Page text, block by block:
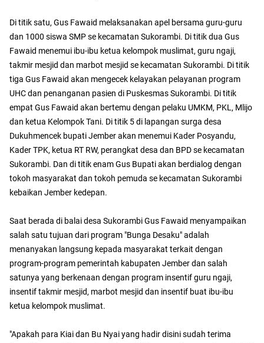
Di titik satu, Gus Fawaid melaksanakan apel bersama guru-guru
dan 1000 siswa SMP se kecamatan Sukorambi. Di titik dua Gus
Fawaid menemui ibu-ibu ketua kelompok muslimat, guru ngaji,
takmir mesjid dan marbot mesjid se kecamatan Sukorambi. Di titik
tiga Gus Fawaid akan mengecek kelayakan pelayanan program
UHC dan penanganan pasien di Puskesmas Sukorambi. Di titik
empat Gus Fawaid akan bertemu dengan pelaku UMKM, PKL, Mlijo
dan ketua Kelompok Tani. Di titik 5 di lapangan surga desa
Dukuhmencek bupati Jember akan menemui Kader Posyandu,
Kader TPK, ketua RT RW, perangkat desa dan BPD se kecamatan
Sukorambi. Dan di titik enam Gus Bupati akan berdialog dengan
tokoh masyarakat dan tokoh pemuda se kecamatan Sukorambi
kebaikan Jember kedepan.
Saat berada di balai desa Sukorambi Gus Fawaid menyampaikan
salah satu tujuan dari program "Bunga Desaku" adalah
menanyakan langsung kepada masyarakat terkait dengan
program-program pemerintah kabupaten Jember dan salah
satunya yang berkenaan dengan program insentif guru ngaji,
insentif takmir mesjid, marbot mesjid dan insentif buat ibu-ibu
ketua kelompok muslimat.
"Apakah para Kiai dan Bu Nyai yang hadir disini sudah terima